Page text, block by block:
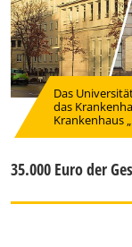
Das
das
Krankenhaus
35.000 Euro der